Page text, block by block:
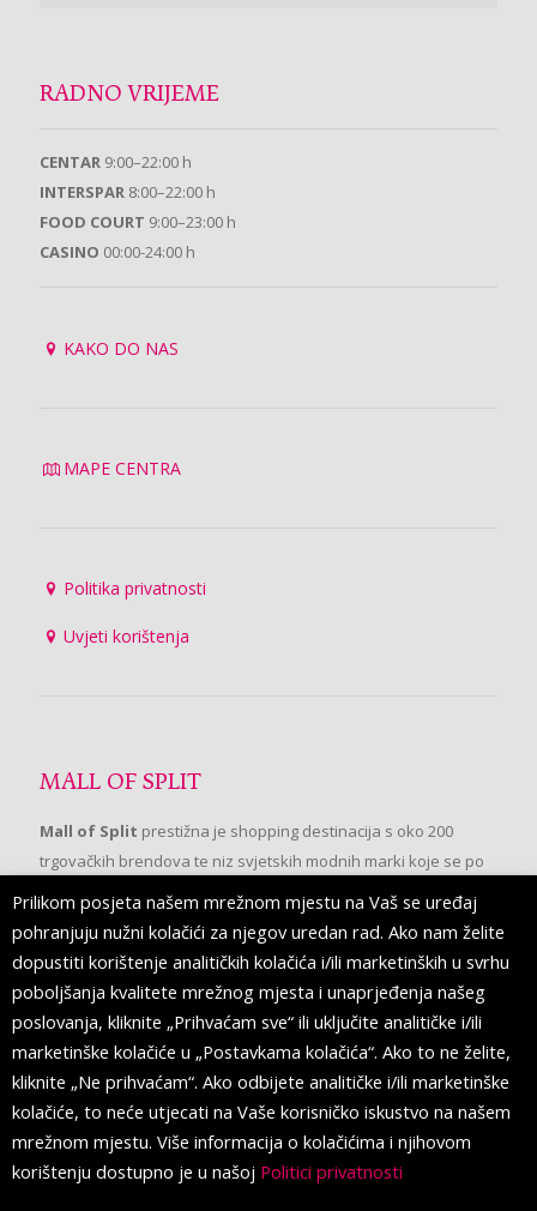
RADNO VRIJEME
CENTAR 9:00–22:00 h
INTERSPAR 8:00–22:00 h
FOOD COURT 9:00–23:00 h
CASINO 00:00-24:00 h
KAKO DO NAS
MAPE CENTRA
Politika privatnosti
Uvjeti korištenja
MALL OF SPLIT
Mall of Split prestižna je shopping destinacija s oko 200
trgovačkih brendova te niz svjetskih modnih marki koje se po
prvi put pojavljuju u Splitu.
PRATITE NAS
Prilikom posjeta našem mrežnom mjestu na Vaš se uređaj
pohranjuju nužni kolačići za njegov uredan rad. Ako nam želite
dopustiti korištenje analitičkih kolačića i/ili marketinških u svrhu
poboljšanja kvalitete mrežnog mjesta i unaprjeđenja našeg
poslovanja, kliknite „Prihvaćam sve“ ili uključite analitičke i/ili
marketinške kolačiće u „Postavkama kolačića“. Ako to ne želite,
kliknite „Ne prihvaćam“. Ako odbijete analitičke i/ili marketinške
kolačiće, to neće utjecati na Vaše korisničko iskustvo na našem
mrežnom mjestu. Više informacija o kolačićima i njihovom
korištenju dostupno je u našoj Politici privatnosti